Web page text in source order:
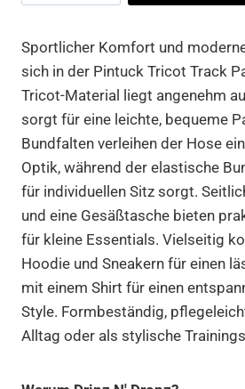
Track
Menge
Sportlicher Komfort und
sich in der Pintuck Tricot Track
Tricot-Material liegt angenehm
sorgt für eine leichte, bequeme
Bundfalten verleihen der Hose
Optik, während der elastische
für individuellen Sitz sorgt.
und eine Gesäßtasche bieten
für kleine Essentials. Vielseitig
Hoodie und Sneakern für einen
mit einem Shirt für einen
Style. Formbeständig,
Alltag oder als stylische